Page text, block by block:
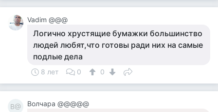
Vadim @@@
Логично хрустящие бумажки большинство
людей любят,что готовы ради них на самые
подлые дела
8 лет 0 0
В@ Волчара @@@@@